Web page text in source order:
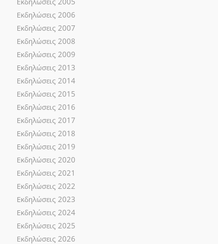
Εκδηλώσεις 2006
Εκδηλώσεις 2007
Εκδηλώσεις 2008
Εκδηλώσεις 2009
Εκδηλώσεις 2013
Εκδηλώσεις 2014
Εκδηλώσεις 2015
Εκδηλώσεις 2016
Εκδηλώσεις 2017
Εκδηλώσεις 2018
Εκδηλώσεις 2019
Εκδηλώσεις 2020
Εκδηλώσεις 2021
Εκδηλώσεις 2022
Εκδηλώσεις 2023
Εκδηλώσεις 2024
Εκδηλώσεις 2025
Εκδηλώσεις 2026